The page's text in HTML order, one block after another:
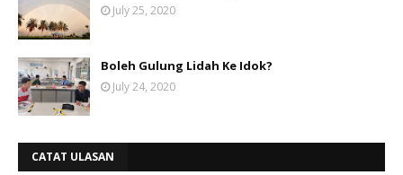
July 25, 2020
Boleh Gulung Lidah Ke Idok?
July 24, 2020
CATAT ULASAN